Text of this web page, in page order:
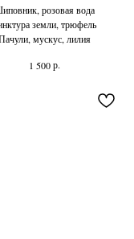
розовая вода
земли, трюфель
мускус, лилия
1 500 р.